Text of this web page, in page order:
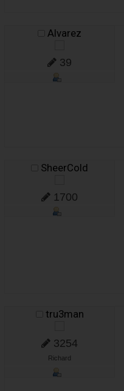
Alvarez
39
SheerCold
1700
tru3man
3254
Richard